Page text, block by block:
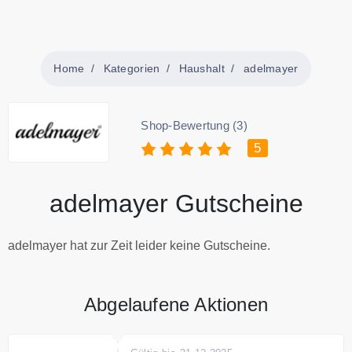
Home Kategorien Haushalt adelmayer
Shop-Bewertung (3)
5
adelmayer Gutscheine
adelmayer hat zur Zeit leider keine Gutscheine.
Abgelaufene Aktionen